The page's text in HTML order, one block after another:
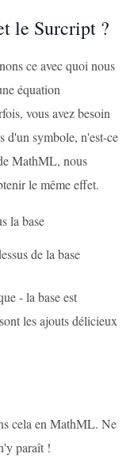
le Surcript ?
ce avec quoi nous
équation
vous avez besoin
d'un symbole, n'est-ce
MathML, nous
le même effet.
la base
de la base
- la base est
les ajouts délicieux
cela en MathML. Ne
paraît !